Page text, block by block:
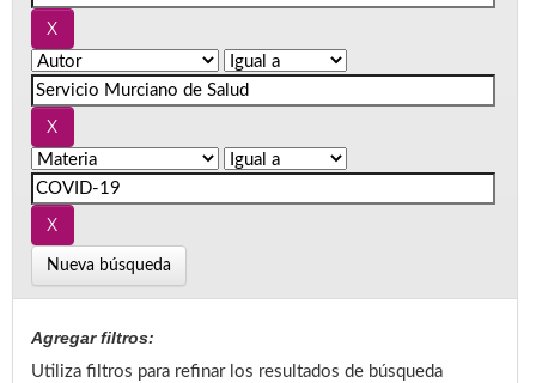
Nueva búsqueda
Agregar filtros:
Utiliza filtros para refinar los resultados de búsqueda